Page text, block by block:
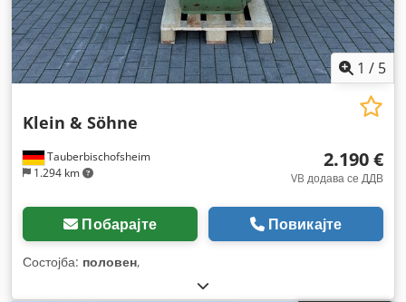
1 / 5
Tauberbischofsheim
1.294 km
Klein & Söhne
2.190 €
VB додава се ДДВ
Побарајте Повикајте
Состојба: половен,